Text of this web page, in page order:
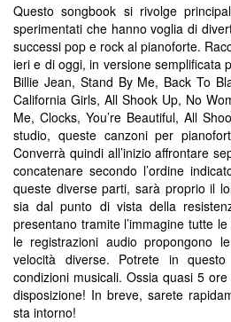
Questo songbook si rivolge
sperimentati che hanno voglia di
successi pop e rock al pianoforte.
ieri e di oggi, in versione semplificata
Billie Jean, Stand By Me, Back To
California Girls, All Shook Up, No
Me, Clocks, You’re Beautiful, All
studio, queste canzoni per
Converrà quindi all’inizio affrontare
concatenare secondo l’ordine
queste diverse parti, sarà proprio il
sia dal punto di vista della
presentano tramite l’immagine tutte
le registrazioni audio propongono
velocità diverse. Potrete in
condizioni musicali. Ossia quasi 5
disposizione! In breve, sarete
sta intorno!